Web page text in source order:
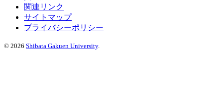
関連リンク
サイトマップ
プライバシーポリシー
© 2026 Shibata Gakuen University.